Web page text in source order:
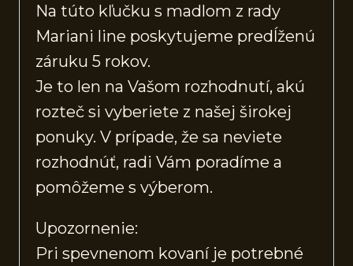
Na túto kľučku s madlom z rady
Mariani line poskytujeme predĺženú
záruku 5 rokov.
Je to len na Vašom rozhodnutí, akú
rozteč si vyberiete z našej širokej
ponuky. V prípade, že sa neviete
rozhodnúť, radi Vám poradíme a
pomôžeme s výberom.
Upozornenie:
Pri spevnenom kovaní je potrebné